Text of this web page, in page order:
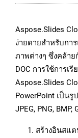
Aspose.Slides
ง่ายดายสำหรับกา
ภาพต่างๆ ซึ่งคล้า
DOC การใช้การเ
Aspose.Slides
PowerPoint เป็น
JPEG, PNG, BMP,
สร้างอินสแ